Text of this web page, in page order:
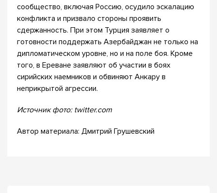
сообщество, включая Россию, осудило эскалацию
конфликта и призвало стороны проявить
сдержанность. При этом Турция заявляет о
готовности поддержать Азербайджан не только на
дипломатическом уровне, но и на поле боя. Кроме
того, в Ереване заявляют об участии в боях
сирийских наемников и обвиняют Анкару в
неприкрытой агрессии.
Источник фото: twitter.com
Автор материала: Дмитрий Грушевский